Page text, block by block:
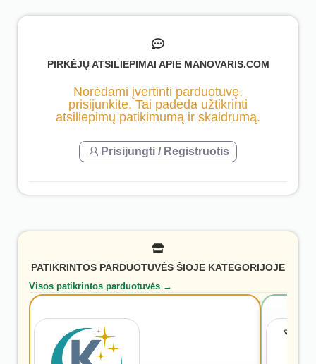
PIRKĖJŲ ATSILIEPIMAI APIE MANOVARIS.COM
Norėdami įvertinti parduotuvę,
prisijunkite. Tai padeda užtikrinti
atsiliepimų patikimumą ir skaidrumą.
Prisijungti / Registruotis
PATIKRINTOS PARDUOTUVĖS ŠIOJE KATEGORIJOJE
Visos patikrintos parduotuvės →